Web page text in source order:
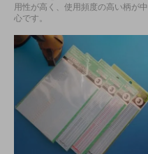
用性が高く、使用頻度の高い柄が中
心です。